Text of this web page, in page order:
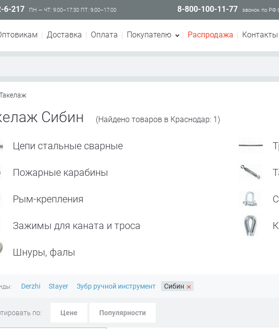
6-217 ПН — ЧТ: 9:00–17:30 ПТ: 9:00–17:00 8-800-100-11-77 звонок по РФ
Доставка Оплата Покупателю Распродажа Контакты
Сибин (Найдено товаров в Краснодар: 1)
Цепи стальные сварные
Пожарные карабины
Рым-крепления
Зажимы для каната и троса
Шнуры, фалы
Derzhi Stayer Зубр ручной инструмент Сибин ×
по: Цене Популярности